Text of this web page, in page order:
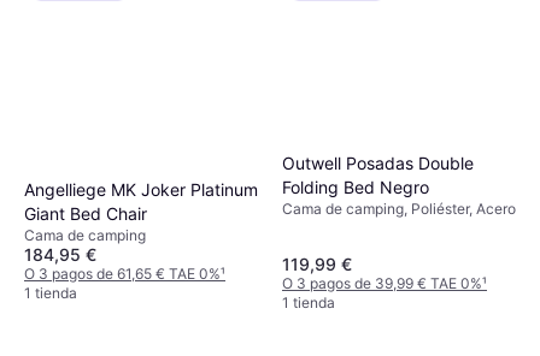
Angelliege MK Joker Platinum
Giant Bed Chair
Cama de camping
184,95 €
O 3 pagos de 61,65 € TAE 0%¹
1 tienda
Outwell Posadas Double
Folding Bed Negro
Cama de camping, Poliéster, Acero
119,99 €
O 3 pagos de 39,99 € TAE 0%¹
1 tienda